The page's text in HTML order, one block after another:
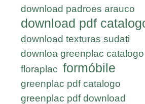
download padroes arauco
download pdf
download texturas sudati
downloa greenplac
floraplac formóbile
greenplac pdf catalogo
greenplac pdf download